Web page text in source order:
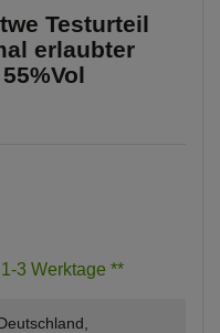
Testurteil
erlaubter
3 Werktage **